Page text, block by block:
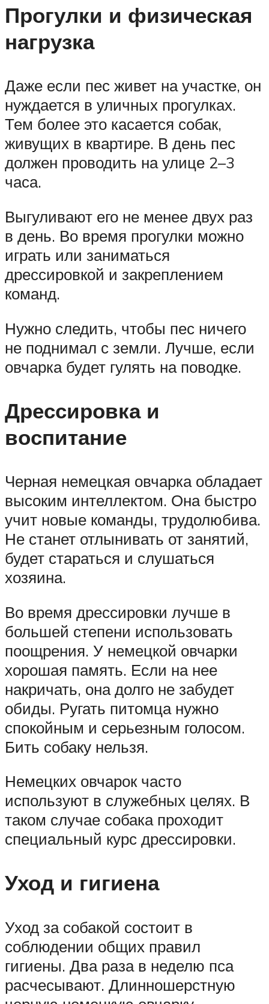
Прогулки и физическая
нагрузка
Даже если пес живет на участке, он
нуждается в уличных прогулках.
Тем более это касается собак,
живущих в квартире. В день пес
должен проводить на улице 2–3
часа.
Выгуливают его не менее двух раз
в день. Во время прогулки можно
играть или заниматься
дрессировкой и закреплением
команд.
Нужно следить, чтобы пес ничего
не поднимал с земли. Лучше, если
овчарка будет гулять на поводке.
Дрессировка и
воспитание
Черная немецкая овчарка обладает
высоким интеллектом. Она быстро
учит новые команды, трудолюбива.
Не станет отлынивать от занятий,
будет стараться и слушаться
хозяина.
Во время дрессировки лучше в
большей степени использовать
поощрения. У немецкой овчарки
хорошая память. Если на нее
накричать, она долго не забудет
обиды. Ругать питомца нужно
спокойным и серьезным голосом.
Бить собаку нельзя.
Немецких овчарок часто
используют в служебных целях. В
таком случае собака проходит
специальный курс дрессировки.
Уход и гигиена
Уход за собакой состоит в
соблюдении общих правил
гигиены. Два раза в неделю пса
расчесывают. Длинношерстную